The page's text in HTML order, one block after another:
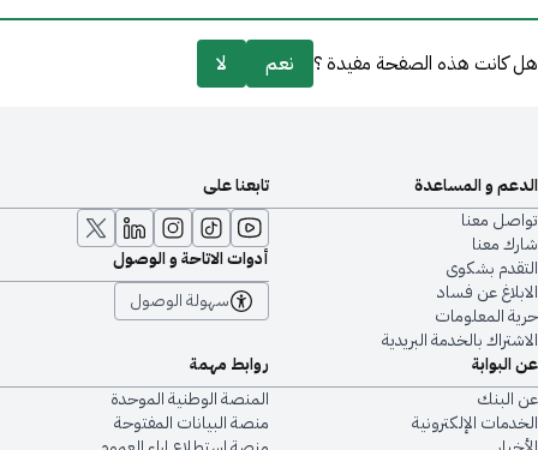
هل كانت هذه الصفحة مفيدة ؟ نعم لا
عن البوابة
عن البنك
الخدمات الإلكترونية
روابط مهمة
المنصة الوطنية الموحدة
منصة البيانات المفتوحة
الدعم و المساعدة
تواصل معنا
شارك معنا
التقدم بشكوى
الابلاغ عن فساد
حرية المعلومات
الاشتراك بالخدمة البريدية
تابعنا على
أدوات الاتاحة و الوصول
سهولة الوصول